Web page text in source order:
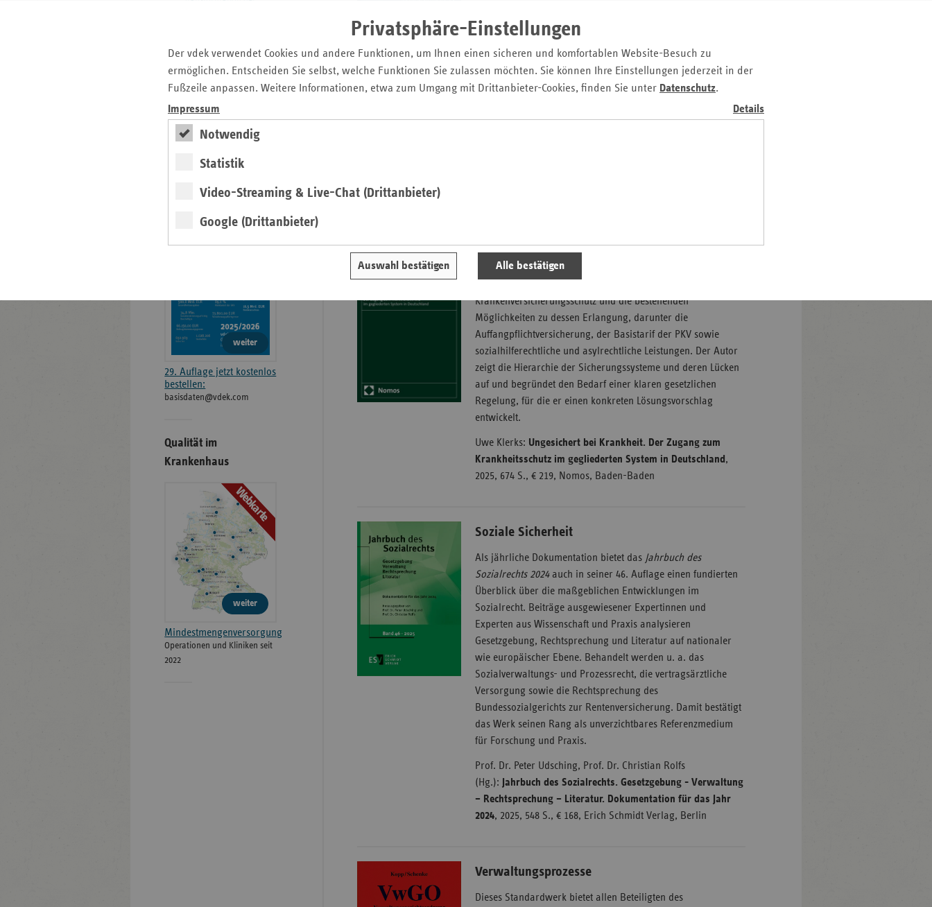
Privatsphäre-Einstellungen
Der vdek verwendet Cookies und andere Funktionen, um Ihnen einen sicheren und komfortablen Website-Besuch zu
ermöglichen. Entscheiden Sie selbst, welche Funktionen Sie zulassen möchten. Sie können Ihre Einstellungen jederzeit in der
Fußzeile anpassen. Weitere Informationen, etwa zum Umgang mit Drittanbieter-Cookies, finden Sie unter Datenschutz.
Impressum
Details
Notwendig
Statistik
Video-Streaming & Live-Chat (Drittanbieter)
Google (Drittanbieter)
Auswahl bestätigen Alle bestätigen
Sachsen
Sachsen-
Schleswig-
weit verbreitetes Phänomen mit erheblichen gesellschaftlichen
praxisnaher Beispiele Wege der Aufdeckung und Verfolgung
auf und diskutiert moderne Ansätze der Prävention und
Krankenversicherung
Krankenversicherungsschutz und die bestehenden
Möglichkeiten zu dessen Erlangung, darunter die
Auffangpflichtversicherung, der Basistarif der PKV sowie
sozialhilferechtliche und asylrechtliche Leistungen. Der Autor
zeigt die Hierarchie der Sicherungssysteme und deren Lücken
auf und begründet den Bedarf einer klaren gesetzlichen
Regelung, für die er einen konkreten Lösungsvorschlag
entwickelt.
Uwe Klerks: Ungesichert bei Krankheit. Der Zugang zum
Krankheitsschutz im gegliederten System in Deutschland ,
2025, 674 S., € 219, Nomos, Baden-Baden
Soziale Sicherheit
Als jährliche Dokumentation bietet das Jahrbuch des
Sozialrechts 2024auch in seiner 46. Auflage einen fundierten
Überblick über die maßgeblichen Entwicklungen im
Sozialrecht. Beiträge ausgewiesener Expertinnen und
Experten aus Wissenschaft und Praxis analysieren
Gesetzgebung, Rechtsprechung und Literatur auf nationaler
wie europäischer Ebene. Behandelt werden u. a. das
Sozialverwaltungs- und Prozessrecht, die vertragsärztliche
Versorgung sowie die Rechtsprechung des
Bundessozialgerichts zur Rentenversicherung. Damit bestätigt
das Werk seinen Rang als unverzichtbares Referenzmedium
für Forschung und Praxis.
Prof. Dr. Peter Udsching, Prof. Dr. Christian Rolfs
(Hg.): Jahrbuch des Sozialrechts. Gesetzgebung - Verwaltung
– Rechtsprechung – Literatur. Dokumentation für das Jahr
2024, 2025, 548 S., € 168, Erich Schmidt Verlag, Berlin
Verwaltungsprozesse
Dieses Standardwerk bietet allen Beteiligten des
Archiv
Impressum Magazin
Informationen
erschienen
Broschüre
weiter
29. Auflage jetzt kostenlos
bestellen:
basisdaten@vdek.com
Qualität im
Krankenhaus
Webkarte
weiter
Mindestmengenversorgung
Operationen und Kliniken seit
2022